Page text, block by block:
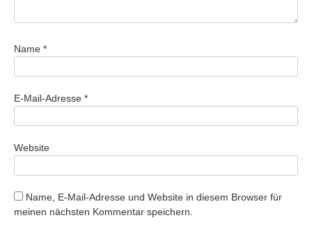
Name *
E-Mail-Adresse *
Website
Name, E-Mail-Adresse und Website in diesem Browser für
meinen nächsten Kommentar speichern.